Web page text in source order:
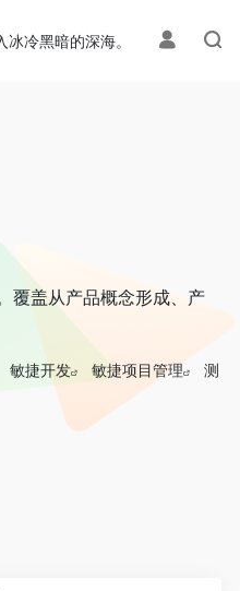
冷黑暗的深海。
覆盖从产品概念形成、产
敏捷开发 敏捷项目管理
测